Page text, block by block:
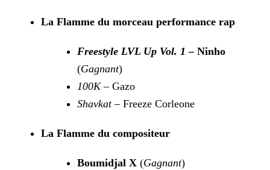
La Flamme du morceau performance rap
Freestyle LVL Up Vol. 1 – Ninho
(Gagnant)
100K– Gazo
Shavkat– Freeze Corleone
La Flamme du compositeur
Boumidjal X (Gagnant)